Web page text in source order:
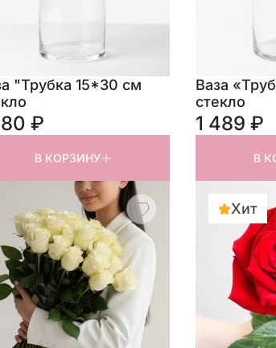
"Трубка 15*30 см
₽
В КОРЗИНУ
Ваза
стекло
1 489 ₽
В
Хит